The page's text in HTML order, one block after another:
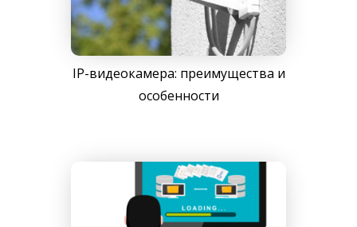
IP-видеокамера: преимущества и
особенности